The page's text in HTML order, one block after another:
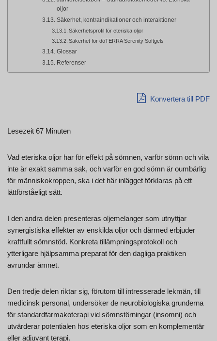
oljor
Säkerhet, kontraindikationer och interaktioner
Säkerhetsprofil för eteriska oljor
Säkerhet för dōTERRA Serenity Softgels
Glossar
Referenser
Konvertera till PDF
Lesezeit 67 Minuten
Vad eteriska oljor har för effekt på sömnen, varför sömn och vila
inte är exakt samma sak, och varför en god sömn är oumbärlig
för människokroppen, ska i det här inlägget förklaras på ett
lättförståeligt sätt.
I den andra delen presenteras oljemelanger som utnyttjar
synergistiska effekter av enskilda oljor och därmed erbjuder
kraftfullt sömnstöd. Konkreta tillämpningsprotokoll och
ytterligare hjälpsamma preparat för den dagliga praktiken
avrundar ämnet.
Den tredje delen riktar sig, förutom till intresserade lekmän, till
medicinsk personal, undersöker de neurobiologiska grunderna
för standardfarmakoterapi vid sömnstörningar (insomni) och
utvärderar potentialen hos eteriska oljor som en komplementär
eller adjuvant terapi.